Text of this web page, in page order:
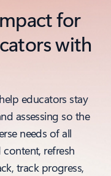
for
with
educators stay
assessing so the
needs of all
refresh
track progress,